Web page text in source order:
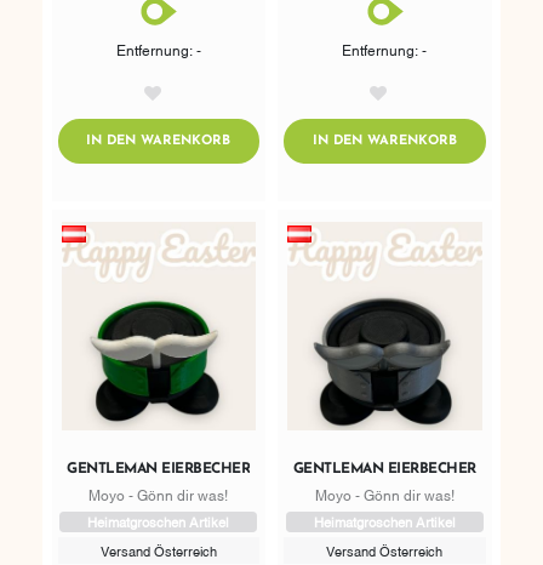
Entfernung: -
IN DEN WARENKORBADDTOCART
Entfernung: -
IN DEN WARENKORBADDTOCART
GENTLEMAN EIERBECHER
Moyo - Gönn dir was!
Heimatgroschen Artikel
Versand Österreich
GENTLEMAN EIERBECHER
Moyo - Gönn dir was!
Heimatgroschen Artikel
Versand Österreich